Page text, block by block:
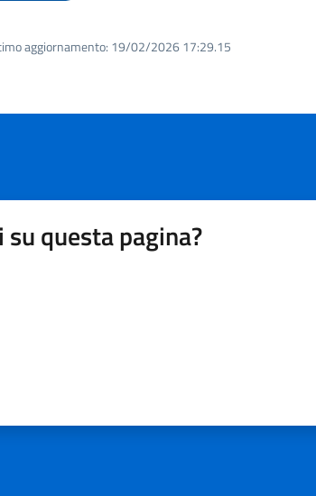
aggiornamento: 19/02/2026 17:29.15
questa pagina?